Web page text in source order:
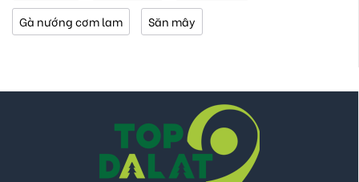
Gà nướng cơm lam Săn mây